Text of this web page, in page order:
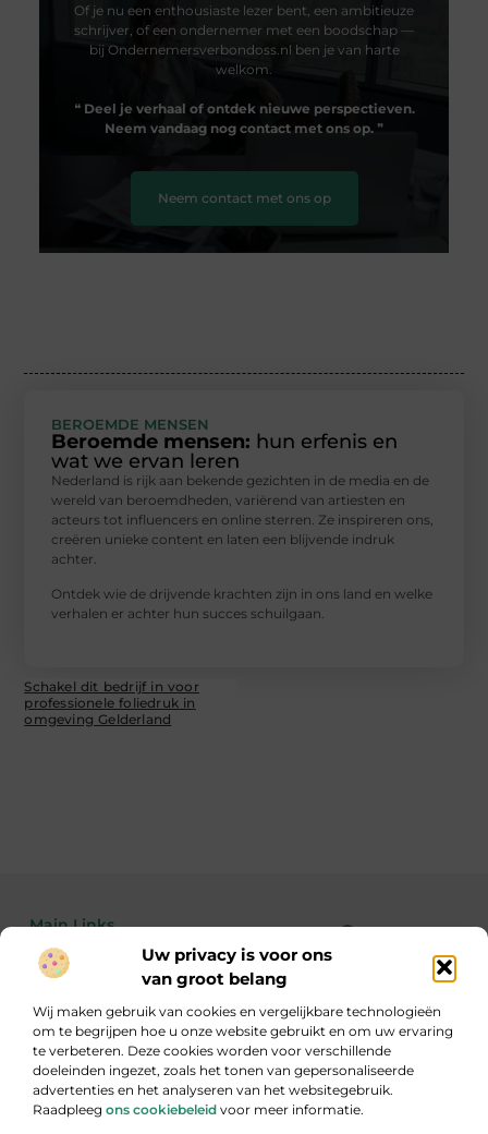
Uw privacy is voor ons
van groot belang
Wij maken gebruik van cookies en vergelijkbare technologieën
om te begrijpen hoe u onze website gebruikt en om uw ervaring
te verbeteren. Deze cookies worden voor verschillende
doeleinden ingezet, zoals het tonen van gepersonaliseerde
advertenties en het analyseren van het websitegebruik.
Raadpleeg ons cookiebeleid voor meer informatie.
Of je nu een enthousiaste lezer bent, een ambitieuze
schrijver, of een ondernemer met een boodschap —
bij Ondernemersverbondoss.nl ben je van harte
welkom.
❝ Deel je verhaal of ontdek nieuwe perspectieven.
Neem vandaag nog contact met ons op. ❞
Neem contact met ons op
BEROEMDE MENSEN
Beroemde mensen: hun erfenis en
wat we ervan leren
Nederland is rijk aan bekende gezichten in de media en de
wereld van beroemdheden, variërend van artiesten en
acteurs tot influencers en online sterren. Ze inspireren ons,
creëren unieke content en laten een blijvende indruk
achter.
Ontdek wie de drijvende krachten zijn in ons land en welke
verhalen er achter hun succes schuilgaan.
Schakel dit bedrijf in voor
professionele foliedruk in
omgeving Gelderland
Main Links
Bekende Nederlanders
Inzicht, inspiratie en informatie
Een gevarieerde verzameling blogs die je aan het denken zet.